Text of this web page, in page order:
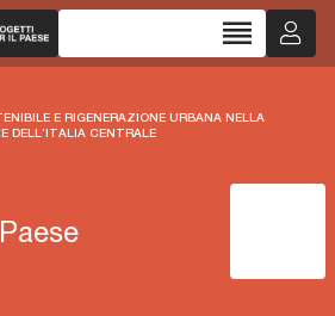
reorder
E RIGENERAZIONE URBANA NELLA
DELL’ITALIA CENTRALE